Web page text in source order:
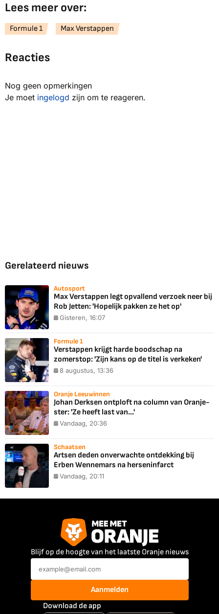
Lees meer over:
Formule 1 Max Verstappen
Reacties
Nog geen opmerkingen
Je moet ingelogd zijn om te reageren.
Gerelateerd nieuws
Autosport
Max Verstappen legt opvallend verzoek neer bij
Rob Jetten: 'Hopelijk pakken ze het op'
Gisteren, 16:07
Formule 1
Verstappen krijgt harde boodschap na
zomerstop: 'Zijn kans op de titel is verkeken'
8 augustus, 13:36
Oranje Leeuwinnen
Johan Derksen ontploft na column van Oranje-
ster: 'Ze heeft last van...'
Vandaag, 20:36
Schaatsen
Artsen deden onverwachte ontdekking bij
Erben Wennemars na herseninfarct
Vandaag, 20:11
Blijf op de hoogte van het laatste Oranje nieuws
Aanmelden
Download de app